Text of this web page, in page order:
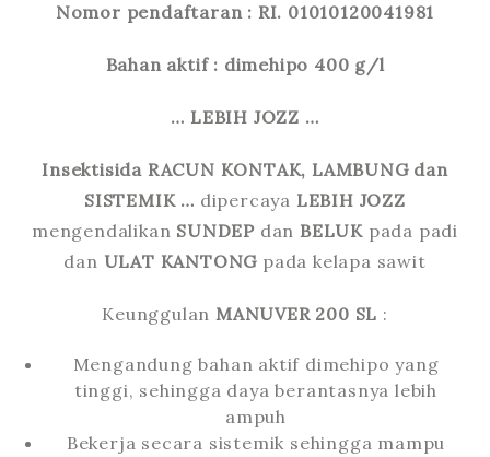
Nomor pendaftaran : RI. 01010120041981
Bahan aktif : dimehipo 400 g/l
… LEBIH JOZZ …
Insektisida RACUN KONTAK, LAMBUNG dan
SISTEMIK … dipercaya LEBIH JOZZ
mengendalikan SUNDEP dan BELUK pada padi
dan ULAT KANTONG pada kelapa sawit
Keunggulan MANUVER 200 SL :
Mengandung bahan aktif dimehipo yang
tinggi, sehingga daya berantasnya lebih
ampuh
Bekerja secara sistemik sehingga mampu